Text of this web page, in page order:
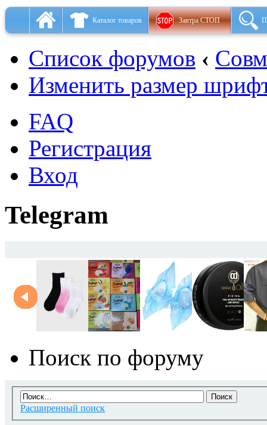
Каталог товаров Завтра СТОП
Список форумов ‹
Изменить размер
FAQ
Регистрация
Вход
Telegram
Поиск по форуму
Расширенный поиск